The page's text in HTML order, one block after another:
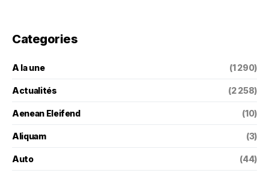
Categories
A la une (1 290)
Actualités (2 258)
Aenean Eleifend (10)
Aliquam (3)
Auto (44)